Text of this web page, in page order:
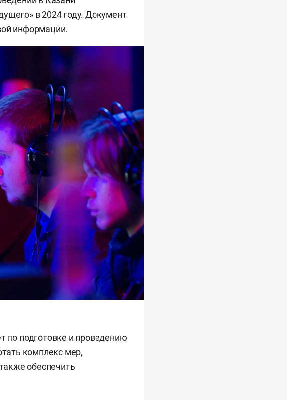
в 2024 году. Документ
информации.
по подготовке и проведению
комплекс мер,
обеспечить